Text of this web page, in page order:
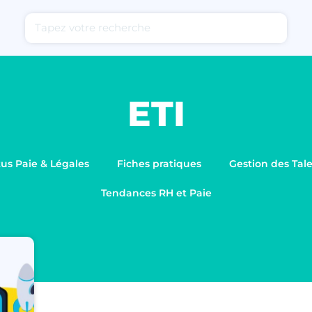
ETI
Paie & Légales Fiches pratiques Gestion des
Tendances RH et Paie